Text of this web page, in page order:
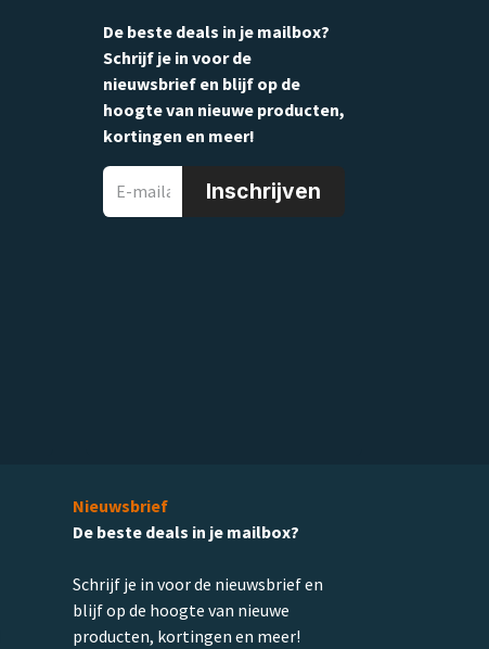
De beste deals in je mailbox?
Schrijf je in voor de
nieuwsbrief en blijf op de
hoogte van nieuwe producten,
kortingen en meer!
Inschrijven
Nieuwsbrief
De beste deals in je mailbox?
Schrijf je in voor de nieuwsbrief en
blijf op de hoogte van nieuwe
producten, kortingen en meer!